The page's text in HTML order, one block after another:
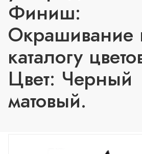
Финиш:
Окрашивание
каталогу
Цвет: Черный
матовый.